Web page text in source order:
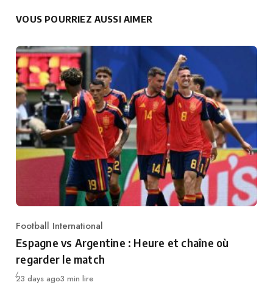
VOUS POURRIEZ AUSSI AIMER
Category
Football International
Espagne vs Argentine : Heure et chaîne où
regarder le match
Publié
23 days ago3 min lire